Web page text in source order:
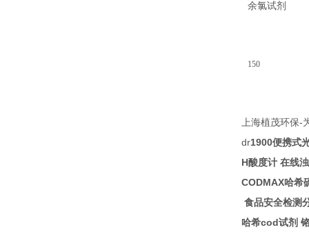
余氯试剂
150
上海植茂环保-
dr1900便携式
H酸度计 在线
CODMAX哈希
食品安全检测
哈希cod试剂